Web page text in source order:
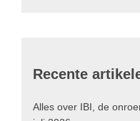
Recente
Alles over IBI, de